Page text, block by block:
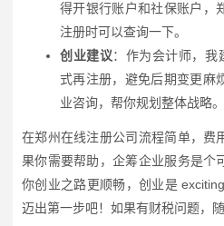
得开银行账户和社保账户，
注册时可以查询一下。
创业建议：作为会计师，我
式再注册，避免后期变更麻
业咨询，帮你规划整体战略。
在郑州在线注册公司流程简单，费
果你需要帮助，企筹企业服务是个
你创业之路更顺畅，创业是
迈出第一步吧！如果有财税问题，